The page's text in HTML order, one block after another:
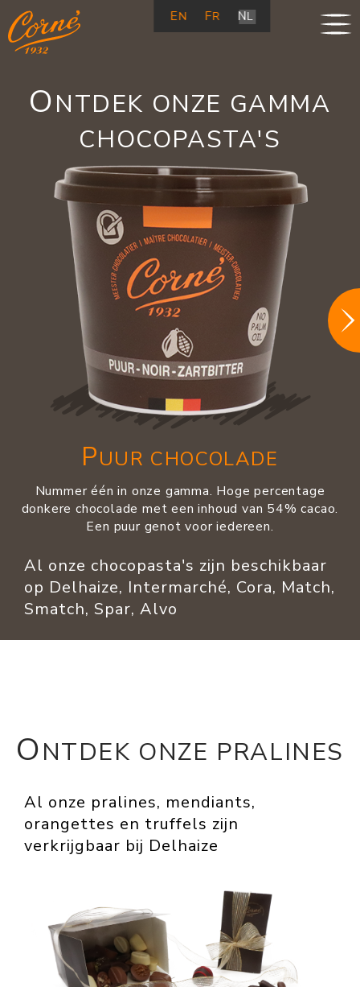
EN FR NL
ONTDEK ONZE GAMMA
CHOCOPASTA'S
Al onze chocopasta's zijn beschikbaar
op Delhaize, Intermarché, Cora, Match,
Smatch, Spar, Alvo
PUUR CHOCOLADE
Nummer één in onze gamma. Hoge percentage
donkere chocolade met een inhoud van 54% cacao.
Een puur genot voor iedereen.
ONTDEK ONZE PRALINES
Al onze pralines, mendiants,
orangettes en truffels zijn
verkrijgbaar bij Delhaize